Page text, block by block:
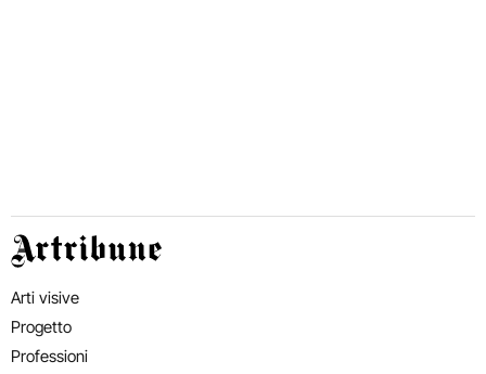
Artribune
Arti visive
Progetto
Professioni